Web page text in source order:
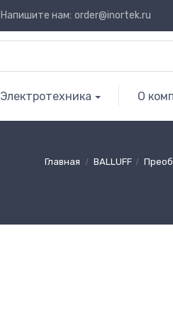
Напишите нам: order@inortek.ru
Электротехника О
Главная BALLUFF